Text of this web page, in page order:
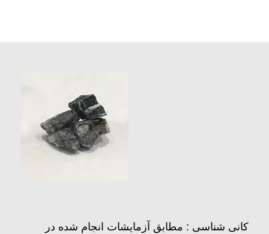
کانی شناسی : مطابق آزمایشات انجام شده در